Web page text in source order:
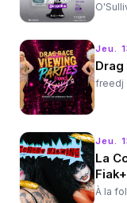
Jeu.
freedj
Jeu.
La
À la